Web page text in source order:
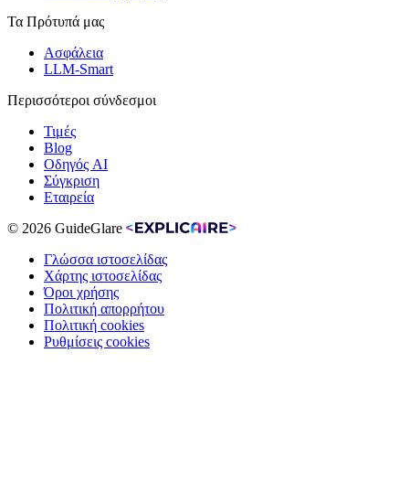
Τα Πρότυπά μας
Ασφάλεια
LLM-Smart
Περισσότεροι σύνδεσμοι
Τιμές
Blog
Οδηγός AI
Σύγκριση
Εταιρεία
© 2026 GuideGlare
Γλώσσα ιστοσελίδας
Χάρτης ιστοσελίδας
Όροι χρήσης
Πολιτική απορρήτου
Πολιτική cookies
Ρυθμίσεις cookies